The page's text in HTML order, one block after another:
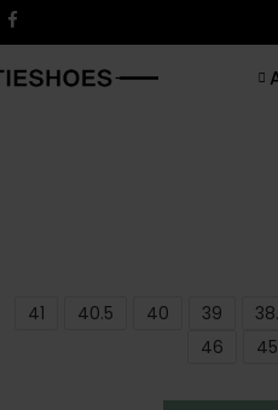
39
40
40.5
41
45
46